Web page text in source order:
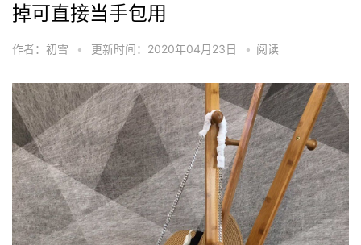
掉可直接当手包用
作者：初雪 • 更新时间：2020年04月23日 • 阅读